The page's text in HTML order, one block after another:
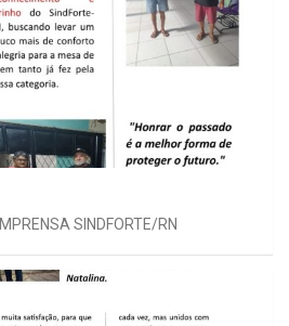
IMPRENSA SINDFORTE/RN